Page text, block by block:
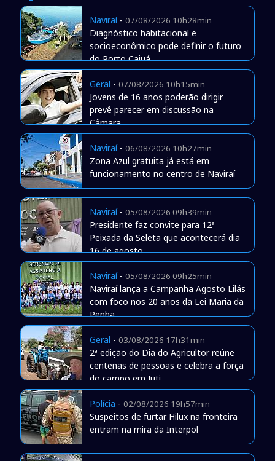
Naviraí- 07/08/2026 10h28min
Diagnóstico habitacional e
socioeconômico pode definir o futuro
do Porto Caiuá
Geral - 07/08/2026 10h15min
Jovens de 16 anos poderão dirigir
prevê parecer em discussão na
Câmara
Naviraí- 06/08/2026 10h27min
Zona Azul gratuita já está em
funcionamento no centro de Naviraí
Naviraí- 05/08/2026 09h39min
Presidente faz convite para 12ª
Peixada da Seleta que acontecerá dia
16 de agosto
Naviraí- 05/08/2026 09h25min
Naviraí lança a Campanha Agosto Lilás
com foco nos 20 anos da Lei Maria da
Penha
Geral - 03/08/2026 17h31min
2ª edição do Dia do Agricultor reúne
centenas de pessoas e celebra a força
do campo em Juti
Polícia - 02/08/2026 19h57min
Suspeitos de furtar Hilux na fronteira
entram na mira da Interpol